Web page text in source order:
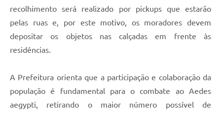
recolhimento será realizado por pickups que estarão
pelas ruas e, por este motivo, os moradores devem
depositar os objetos nas calçadas em frente às
residências.
A Prefeitura orienta que a participação e colaboração da
população é fundamental para o combate ao Aedes
aegypti, retirando o maior número possível de